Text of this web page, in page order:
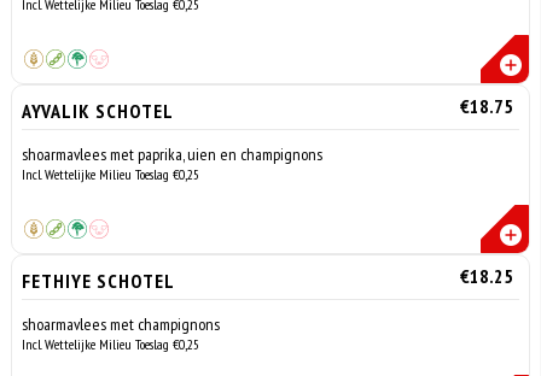
Incl. Wettelijke Milieu Toeslag €0,25
AYVALIK SCHOTEL €18.75
shoarmavlees met paprika, uien en champignons
Incl. Wettelijke Milieu Toeslag €0,25
FETHIYE SCHOTEL €18.25
shoarmavlees met champignons
Incl. Wettelijke Milieu Toeslag €0,25